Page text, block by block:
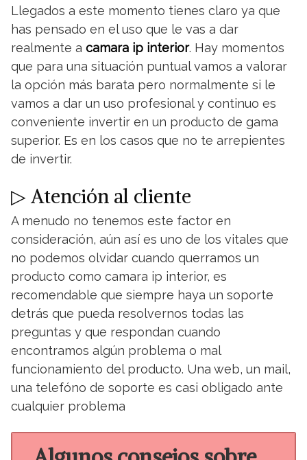
Llegados a este momento tienes claro ya que
has pensado en el uso que le vas a dar
realmente a camara ip interior. Hay momentos
que para una situación puntual vamos a valorar
la opción más barata pero normalmente si le
vamos a dar un uso profesional y continuo es
conveniente invertir en un producto de gama
superior. Es en los casos que no te arrepientes
de invertir.
▷ Atención al cliente
A menudo no tenemos este factor en
consideración, aún así es uno de los vitales que
no podemos olvidar cuando querramos un
producto como camara ip interior, es
recomendable que siempre haya un soporte
detrás que pueda resolvernos todas las
preguntas y que respondan cuando
encontramos algún problema o mal
funcionamiento del producto. Una web, un mail,
una telefóno de soporte es casi obligado ante
cualquier problema